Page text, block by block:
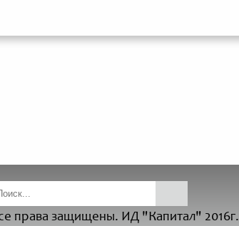
права защищены. ИД "Капитал" 2016г.